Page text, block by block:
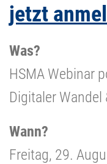
jetzt
Was?
HSMA Webinar
Digitaler
Wann?
Freitag, 29.